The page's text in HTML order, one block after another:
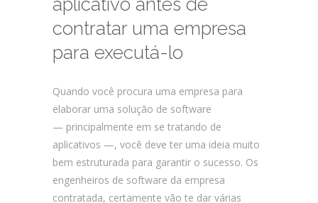
aplicativo antes de
contratar uma empresa
para executá-lo
Quando você procura uma empresa para
elaborar uma solução de software
— principalmente em se tratando de
aplicativos —, você deve ter uma ideia muito
bem estruturada para garantir o sucesso. Os
engenheiros de software da empresa
contratada, certamente vão te dar várias